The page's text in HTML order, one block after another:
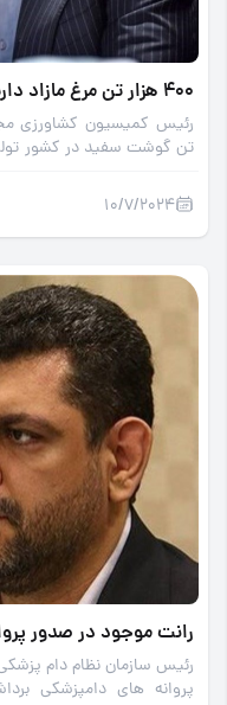
400 هزار تن مرغ مازاد داریم
10/7/2024
رانت موجود در صدور
رئیس سازمان نظام دام
پروانه های دامپزشکی